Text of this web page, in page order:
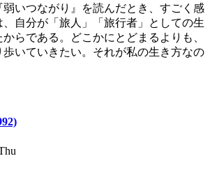
いつながり』を読んだとき、すごく感
自分が「旅人」「旅行者」としての生
らである。どこかにとどまるよりも、
いていきたい。それが私の生き方なの